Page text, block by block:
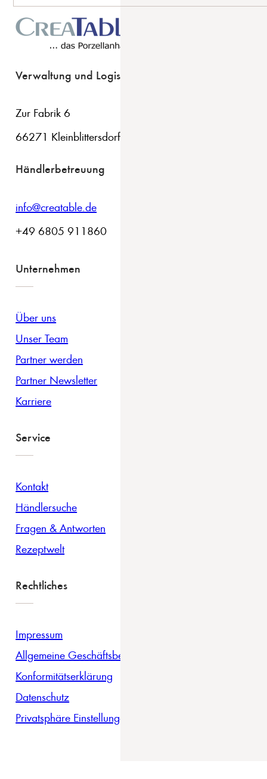
Verwaltung und Logistik
Zur Fabrik 6
66271 Kleinblittersdorf
Händlerbetreuung
info@creatable.de
+49 6805 911860
Unternehmen
Über uns
Unser Team
Partner werden
Partner Newsletter
Karriere
Service
Kontakt
Händlersuche
Fragen & Antworten
Rezeptwelt
Rechtliches
Impressum
Allgemeine Geschäftsbedingungen
Konformitätserklärung
Datenschutz
Privatsphäre Einstellungen